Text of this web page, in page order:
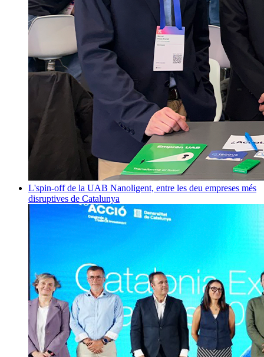
L'spin-off de la UAB Nanoligent, entre les deu empreses més
disruptives de Catalunya